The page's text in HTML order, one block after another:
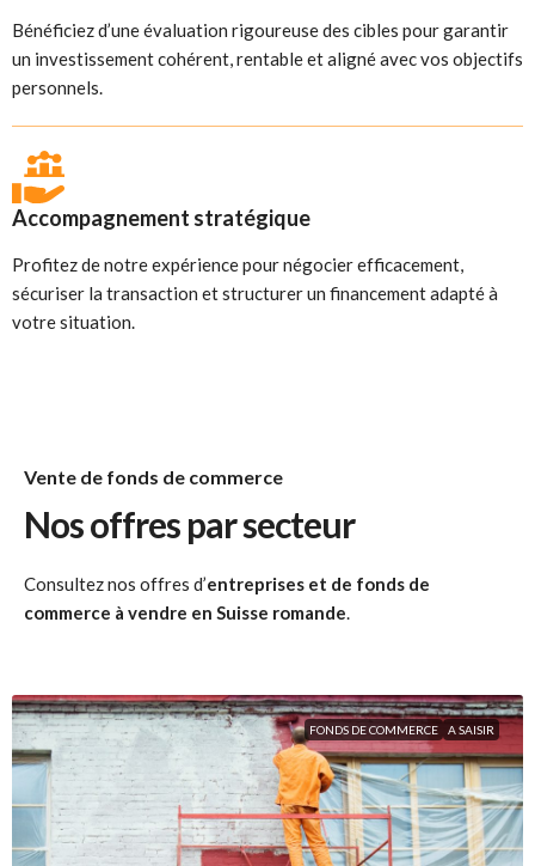
Bénéficiez d’une évaluation rigoureuse des cibles pour garantir
un investissement cohérent, rentable et aligné avec vos objectifs
personnels.
Accompagnement stratégique
Profitez de notre expérience pour négocier efficacement,
sécuriser la transaction et structurer un financement adapté à
votre situation.
Vente de fonds de commerce
Nos offres par secteur
Consultez nos offres d’entreprises et de fonds de
commerce à vendre en Suisse romande.
FONDS DE COMMERCE A SAISIR